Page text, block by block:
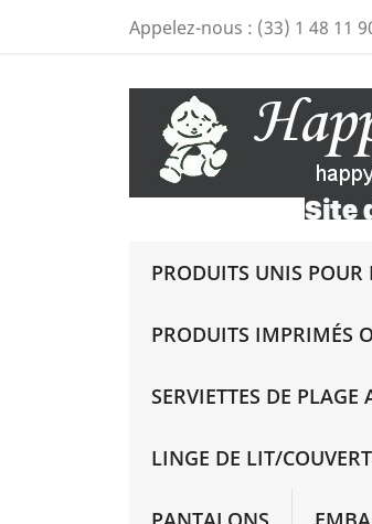
Appelez-nous : (33) 1 48 11
PRODUITS UNIS
PRODUITS IMPRIMÉS
SERVIETTES DE PLAGE
LINGE DE LIT/